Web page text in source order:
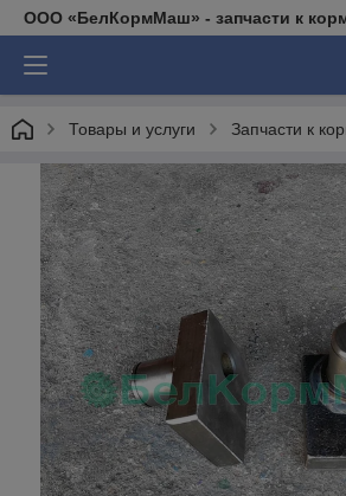
ООО «БелКормМаш» - запчасти к
Товары и услуги Запчасти к